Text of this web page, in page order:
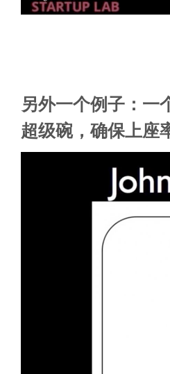
另外一个例子：一
超级碗，确保上座